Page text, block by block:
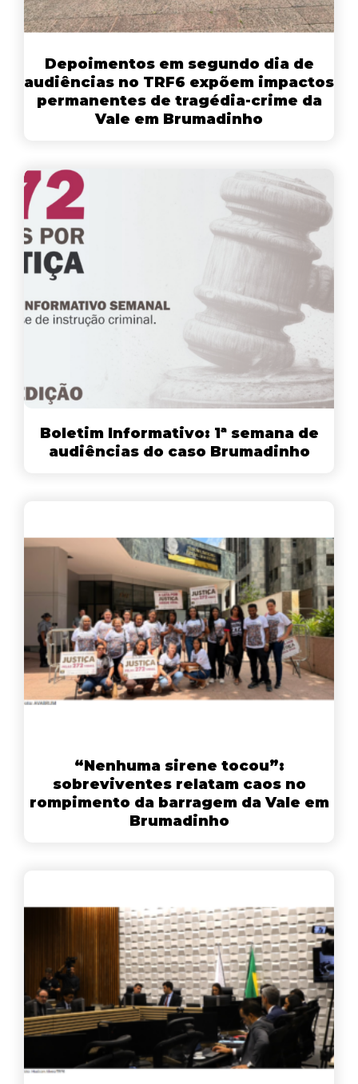
Depoimentos em segundo dia de
audiências no TRF6 expõem impactos
permanentes de tragédia-crime da
Vale em Brumadinho
Boletim Informativo: 1ª semana de
audiências do caso Brumadinho
“Nenhuma sirene tocou”:
sobreviventes relatam caos no
rompimento da barragem da Vale em
Brumadinho